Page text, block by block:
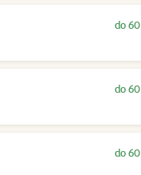
do
do
do